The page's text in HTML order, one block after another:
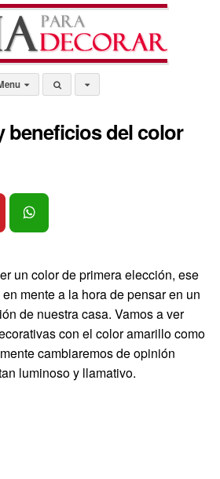
beneficios del color
un color de primera elección, ese
mente a la hora de pensar en un
de nuestra casa. Vamos a ver
con el color amarillo como
cambiaremos de opinión
luminoso y llamativo.